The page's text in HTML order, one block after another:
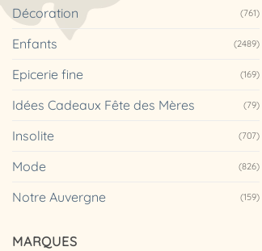
Décoration (761)
Enfants (2489)
Epicerie fine (169)
Idées Cadeaux Fête des Mères (79)
Insolite (707)
Mode (826)
Notre Auvergne (159)
MARQUES